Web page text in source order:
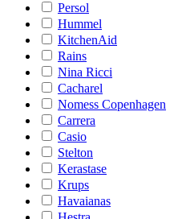
Persol
Hummel
KitchenAid
Rains
Nina Ricci
Cacharel
Nomess Copenhagen
Carrera
Casio
Stelton
Kerastase
Krups
Havaianas